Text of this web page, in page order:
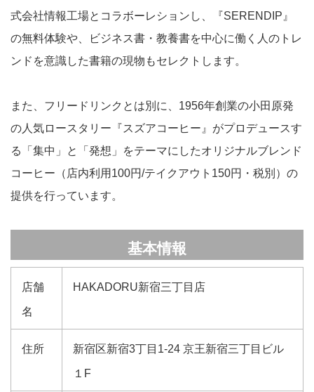
式会社情報工場とコラボーレションし、『SERENDIP』
の無料体験や、ビジネス書・教養書を中心に働く人のトレ
ンドを意識した書籍の現物もセレクトします。
また、フリードリンクとは別に、1956年創業の小田原発
の人気ロースタリー『スズアコーヒー』がプロデュースす
る「集中」と「発想」をテーマにしたオリジナルブレンド
コーヒー（店内利用100円/テイクアウト150円・税別）の
提供を行っています。
基本情報
店舗
名
HAKADORU新宿三丁目店
住所 新宿区新宿3丁目1-24 京王新宿三丁目ビル
１F